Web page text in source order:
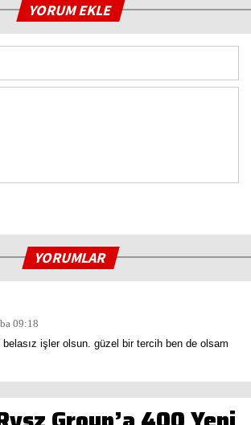
YORUM EKLE
YORUMLAR
09:18
belasız işler olsun. güzel bir tercih ben de olsam